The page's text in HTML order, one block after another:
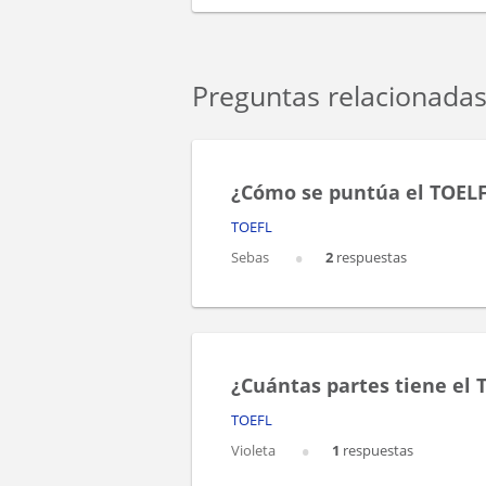
Preguntas relacionadas
¿Cómo se puntúa el
TOEFL
Sebas
2 respuestas
¿Cuántas partes tiene el
TOEFL
Violeta
1 respuestas